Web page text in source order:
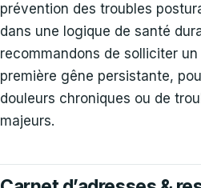
prévention des troubles
dans une logique de santé
recommandons de solliciter
première gêne persistante,
douleurs chroniques ou de
majeurs.